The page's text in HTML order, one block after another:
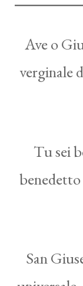
Ave o
verginale
Tu sei
San